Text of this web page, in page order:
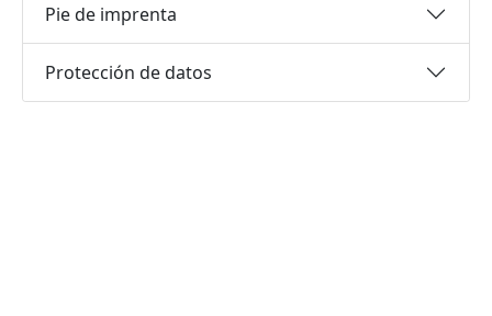
Pie de imprenta
Protección de datos